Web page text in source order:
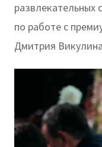
развлекательных
по работе с
Дмитрия